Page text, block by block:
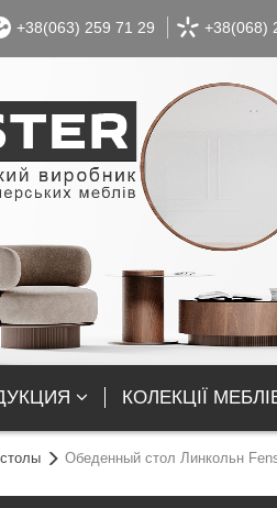
+38(063) 259 71 29 +38(068)
КОЛЕКЦІЇ
Обеденный стол Линкольн